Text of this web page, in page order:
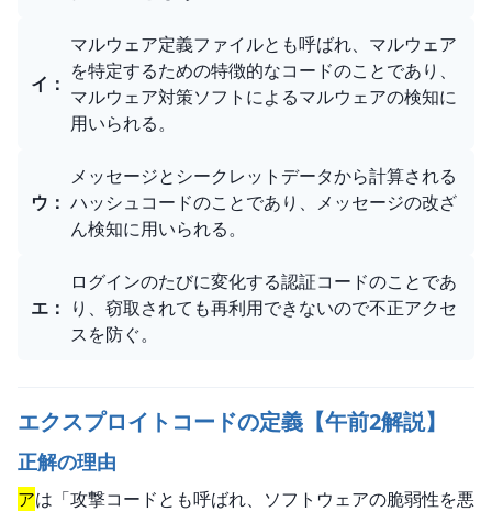
イ ：
マルウェア定義ファイルとも呼ばれ、マルウェア
を特定するための特徴的なコードのことであり、
マルウェア対策ソフトによるマルウェアの検知に
用いられる。
ウ ：
メッセージとシークレットデータから計算される
ハッシュコードのことであり、メッセージの改ざ
ん検知に用いられる。
エ ：
ログインのたびに変化する認証コードのことであ
り、窃取されても再利用できないので不正アクセ
スを防ぐ。
エクスプロイトコードの定義【午前2解説】
正解の理由
アは「攻撃コードとも呼ばれ、ソフトウェアの脆弱性を悪